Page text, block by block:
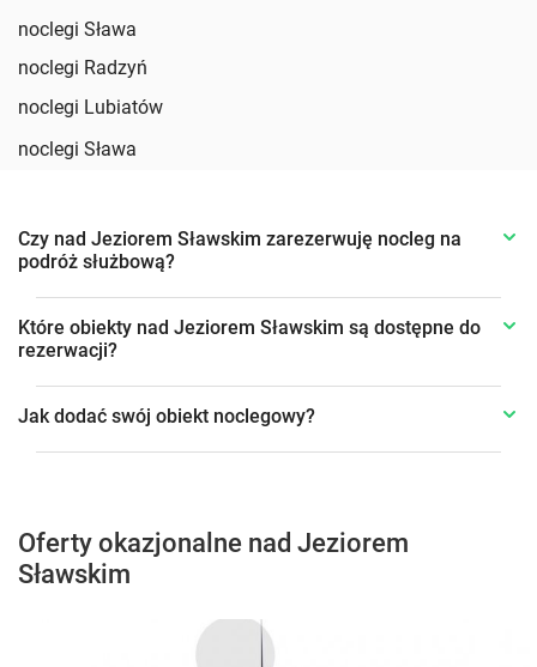
noclegi Sława
noclegi Radzyń
noclegi Lubiatów
noclegi Sława
Czy nad Jeziorem Sławskim zarezerwuję nocleg na
podróż służbową?
Które obiekty nad Jeziorem Sławskim są dostępne do
rezerwacji?
Jak dodać swój obiekt noclegowy?
Oferty okazjonalne nad Jeziorem
Sławskim